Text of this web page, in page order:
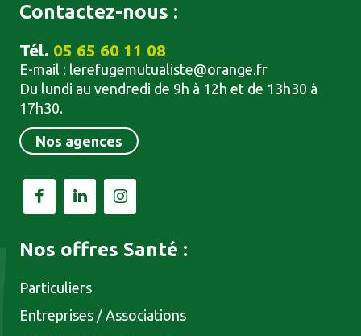
Contactez-nous :
Tél. 05 65 60 11 08
E-mail : lerefugemutualiste@orange.fr
Du lundi au vendredi de 9h à 12h et de 13h30 à
17h30.
Nos agences
FacebookLinkedInInstagram
Nos offres Santé :
Particuliers
Entreprises / Associations